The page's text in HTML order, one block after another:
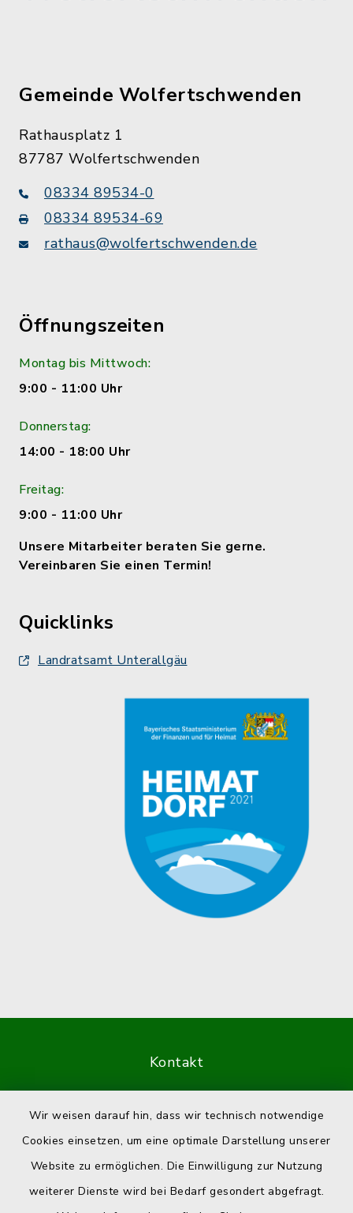
Wir weisen darauf hin, dass wir technisch notwendige
Cookies einsetzen, um eine optimale Darstellung unserer
Website zu ermöglichen. Die Einwilligung zur Nutzung
weiterer Dienste wird bei Bedarf gesondert abgefragt.
Gemeinde Wolfertschwenden
Rathausplatz 1
87787 Wolfertschwenden
08334 89534-0
08334 89534-69
rathaus@wolfertschwenden.de
Öffnungszeiten
Montag bis Mittwoch:
9:00 - 11:00 Uhr
Donnerstag:
14:00 - 18:00 Uhr
Freitag:
9:00 - 11:00 Uhr
Unsere Mitarbeiter beraten Sie gerne.
Vereinbaren Sie einen Termin!
Quicklinks
Landratsamt Unterallgäu
Kontakt
Datenschutz
Impressum